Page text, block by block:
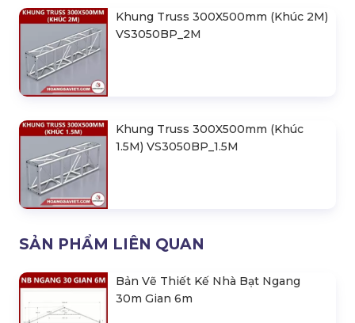
Khung Truss 300X500mm (Khúc 2M)
VS3050BP_2M
Khung Truss 300X500mm (Khúc
1.5M) VS3050BP_1.5M
SẢN PHẨM LIÊN QUAN
Bản Vẽ Thiết Kế Nhà Bạt Ngang
30m Gian 6m